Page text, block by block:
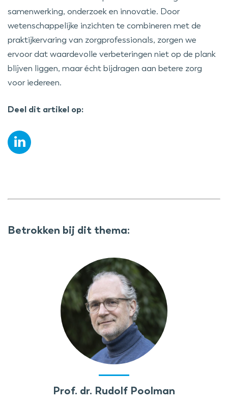
samenwerking, onderzoek en innovatie. Door
wetenschappelijke inzichten te combineren met de
praktijkervaring van zorgprofessionals, zorgen we
ervoor dat waardevolle verbeteringen niet op de plank
blijven liggen, maar écht bijdragen aan betere zorg
voor iedereen.
Deel dit artikel op:
Betrokken bij dit thema:
Prof. dr. Rudolf Poolman